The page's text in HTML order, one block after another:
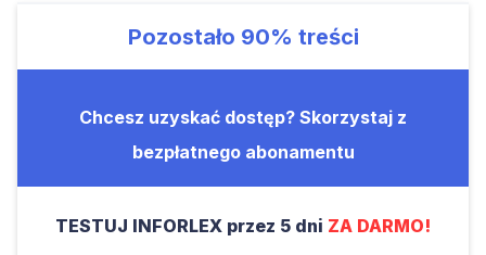
Pozostało 90% treści
Chcesz uzyskać dostęp? Skorzystaj z
bezpłatnego abonamentu
TESTUJ INFORLEX przez 5 dni ZA DARMO!